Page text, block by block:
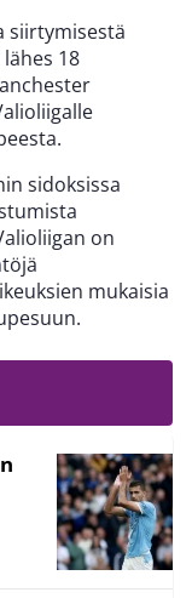
siirtymisestä
18
sidoksissa
on
mukaisia